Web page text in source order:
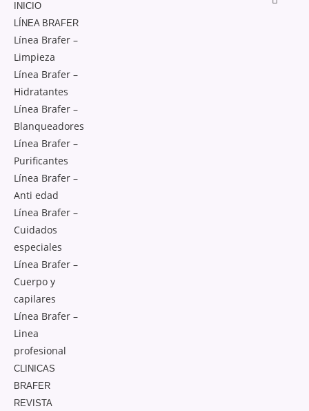
INICIO
LÍNEA BRAFER
Línea Brafer –
Limpieza
Línea Brafer –
Hidratantes
Línea Brafer –
Blanqueadores
Línea Brafer –
Purificantes
Línea Brafer –
Anti edad
Línea Brafer –
Cuidados
especiales
Línea Brafer –
Cuerpo y
capilares
Línea Brafer –
Linea
profesional
CLINICAS
BRAFER
REVISTA